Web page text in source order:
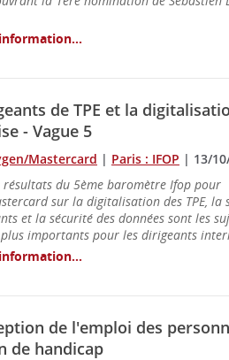
de TPE et la
- Vague 5
Mastercard | Paris : IFOP | 13/
résultats du 5ème baromètre Ifop pour
sur la digitalisation des TPE, la
et la sécurité des données sont les
importants pour les dirigeants
de l'emploi des
de handicap